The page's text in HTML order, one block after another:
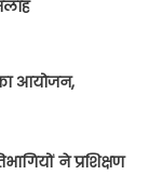
आयोजन,
ने प्रशिक्षण